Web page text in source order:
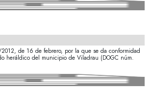
2012, de 16 de febrero, por la que se da conformidad
heráldico del municipio de Viladrau (DOGC núm.